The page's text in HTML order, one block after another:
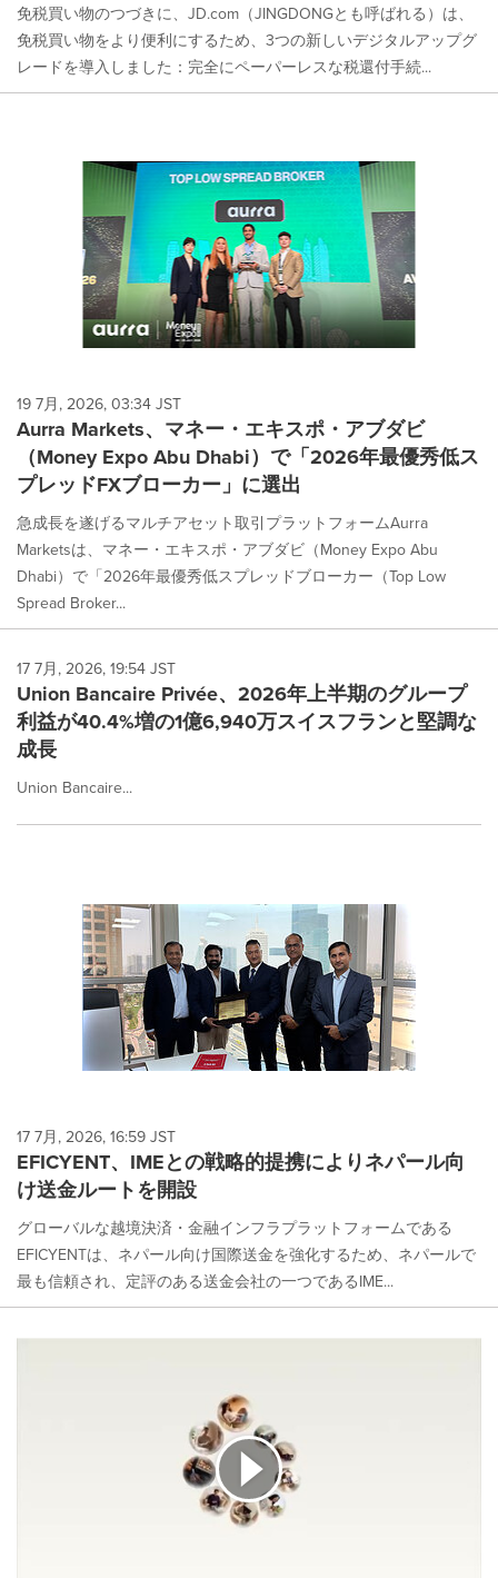
免税買い物のつづきに、JD.com（JINGDONGとも呼ばれる）は、
免税買い物をより便利にするため、3つの新しいデジタルアップグ
レードを導入しました：完全にペーパーレスな税還付手続...
19 7月, 2026, 03:34 JST
Aurra Markets、マネー・エキスポ・アブダビ
（Money Expo Abu Dhabi）で「2026年最優秀低ス
プレッドFXブローカー」に選出
急成長を遂げるマルチアセット取引プラットフォームAurra
Marketsは、マネー・エキスポ・アブダビ（Money Expo Abu
Dhabi）で「2026年最優秀低スプレッドブローカー（Top Low
Spread Broker...
17 7月, 2026, 19:54 JST
Union Bancaire Privée、2026年上半期のグループ
利益が40.4%増の1億6,940万スイスフランと堅調な
成長
Union Bancaire...
17 7月, 2026, 16:59 JST
EFICYENT、IMEとの戦略的提携によりネパール向
け送金ルートを開設
グローバルな越境決済・金融インフラプラットフォームである
EFICYENTは、ネパール向け国際送金を強化するため、ネパールで
最も信頼され、定評のある送金会社の一つであるIME...